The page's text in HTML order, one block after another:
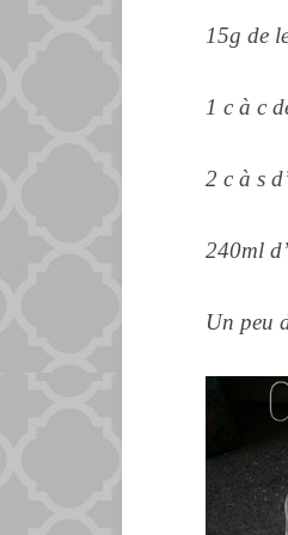
15g de
1 c à c
2 c à s
240ml
Un peu